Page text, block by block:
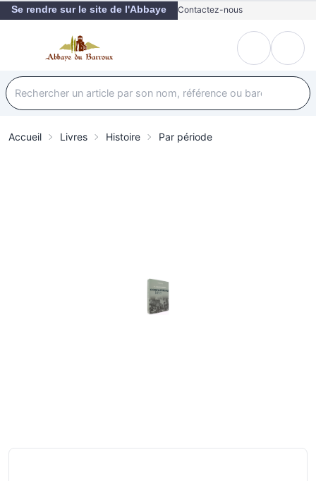
Se rendre sur le site de l'Abbaye Contactez-nous
Accueil Livres Histoire Par période